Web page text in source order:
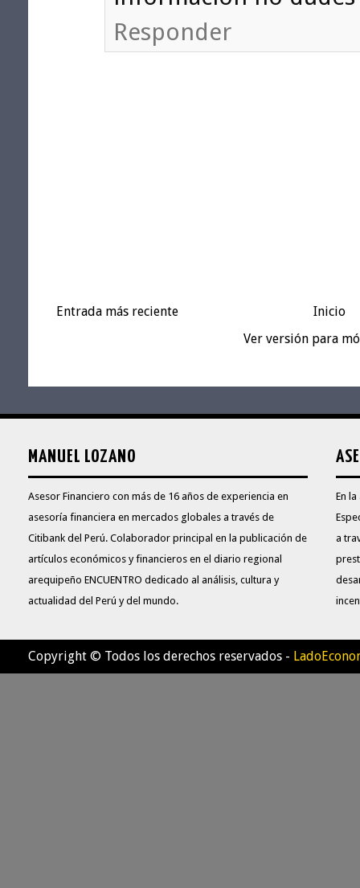
Responder
Entrada más reciente
Inicio
Ver versión para
MANUEL LOZANO
Asesor Financiero con más de 16 años de experiencia en
asesoría financiera en mercados globales a través de
Citibank del Perú. Colaborador principal en la publicación de
artículos económicos y financieros en el diario regional
arequipeño ENCUENTRO dedicado al análisis, cultura y
actualidad del Perú y del mundo.
En
a
Copyright © Todos los derechos reservados -